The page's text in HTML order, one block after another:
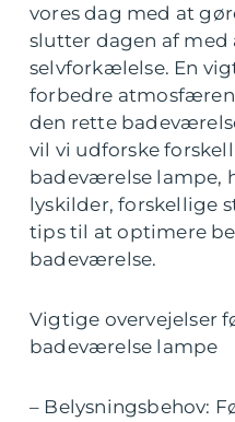
vores dag med at
slutter dagen af med
selvforkælelse. En
forbedre
den rette
vil vi udforske
badeværelse lampe,
lyskilder, forskellige
tips til at optimere
badeværelse.
Vigtige overvejelser
badeværelse lampe
– Belysningsbehov: